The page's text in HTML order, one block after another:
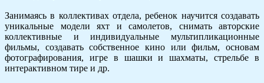
Занимаясь в коллективах отдела, ребенок научится создавать
уникальные модели яхт и самолетов, снимать авторские
коллективные и индивидуальные мультипликационные
фильмы, создавать собственное кино или фильм, основам
фотографирования, игре в шашки и шахматы, стрельбе в
интерактивном тире и др.